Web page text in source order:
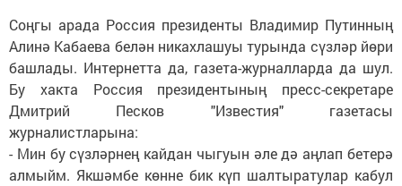
Соңгы арада Россия президенты Владимир Путинның
Алинә Кабаева белән никахлашуы турында сүзләр йөри
башлады. Интернетта да, газета-журналларда да шул.
Бу хакта Россия президентының пресс-секретаре
Дмитрий Песков "Известия" газетасы
журналистларына:
- Мин бу сүзләрнең кайдан чыгуын әле дә аңлап бетерә
алмыйм. Якшәмбе көнне бик күп шалтыратулар кабул